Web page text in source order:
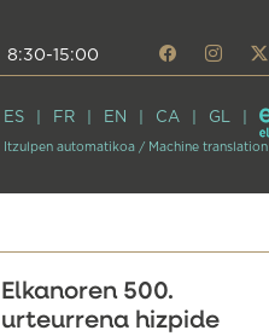
8:30-15:00
ES FR EN CA GL
Itzulpen automatikoa / Machine translation
Elkanoren 500.
urteurrena hizpide